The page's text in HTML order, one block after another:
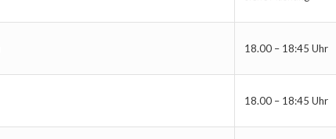
18.00 – 18:45 Uhr
18.00 – 18:45 Uhr